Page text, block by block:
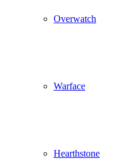
Overwatch
Warface
Hearthstone